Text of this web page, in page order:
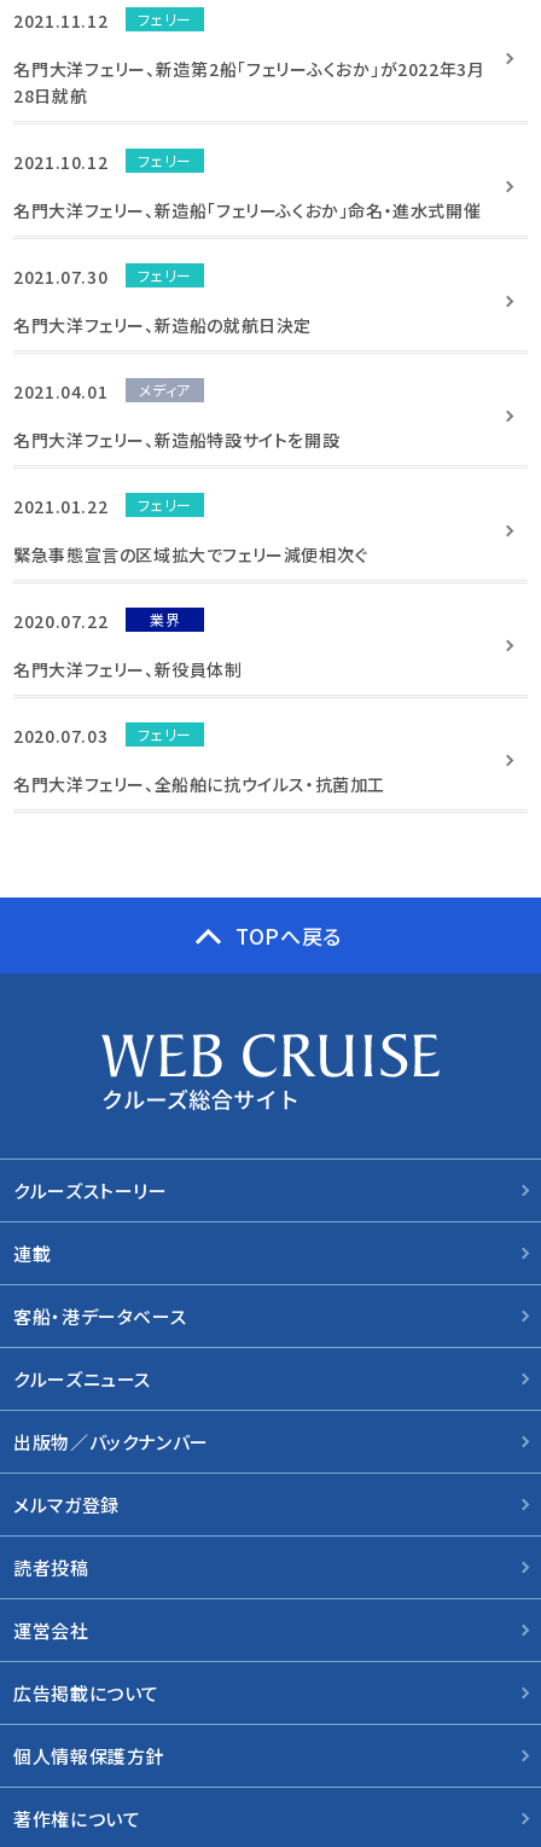
2021.11.12 フェリー
名門大洋フェリー、新造第2船「フェリーふくおか」が2022年3月
28日就航
2021.10.12 フェリー
名門大洋フェリー、新造船「フェリーふくおか」命名・進水式開催
2021.07.30 フェリー
名門大洋フェリー、新造船の就航日決定
2021.04.01 メディア
名門大洋フェリー、新造船特設サイトを開設
2021.01.22 フェリー
緊急事態宣言の区域拡大でフェリー減便相次ぐ
2020.07.22 業界
名門大洋フェリー、新役員体制
2020.07.03 フェリー
名門大洋フェリー、全船舶に抗ウイルス・抗菌加工
TOPへ戻る
クルーズストーリー
連載
客船・港データベース
クルーズニュース
出版物／バックナンバー
メルマガ登録
読者投稿
運営会社
広告掲載について
個人情報保護方針
著作権について